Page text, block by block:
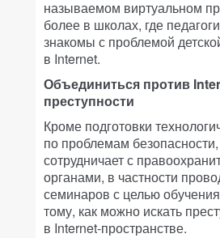
называемом виртуальном
более в школах, где
знакомы с проблемой
в Internet.
Объединиться против
преступности
Кроме подготовки
по проблемам
сотрудничает с
органами, в частности
семинаров с целью
тому, как можно искать
в Internet-пространстве.